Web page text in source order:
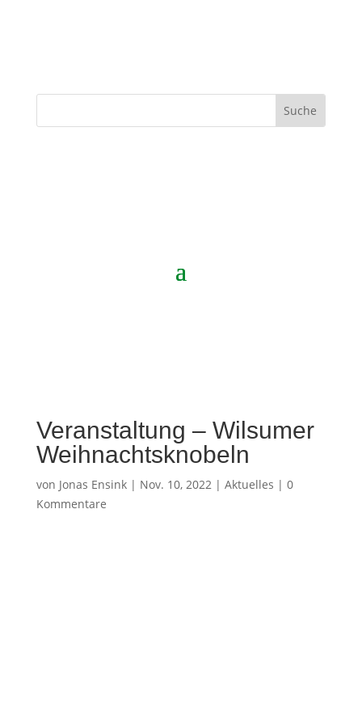
Veranstaltung – Wilsumer
Weihnachtsknobeln
von Jonas Ensink| Nov. 10, 2022| Aktuelles | 0
Kommentare